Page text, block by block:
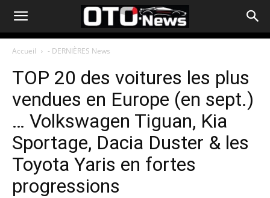
Accueil - DERNIÈRES News
TOP 20 des voitures les plus
vendues en Europe (en sept.)
… Volkswagen Tiguan, Kia
Sportage, Dacia Duster & les
Toyota Yaris en fortes
progressions